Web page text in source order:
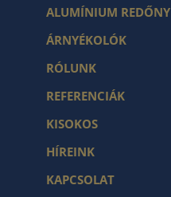
ALUMÍNIUM REDŐNY
ÁRNYÉKOLÓK
RÓLUNK
REFERENCIÁK
KISOKOS
HÍREINK
KAPCSOLAT